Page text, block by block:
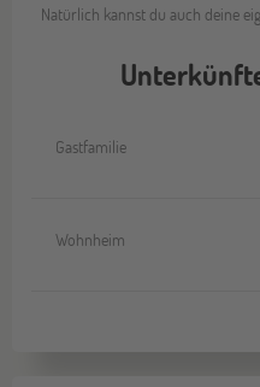
Natürlich kannst du auch deine
Gastfamilie
Wohnheim